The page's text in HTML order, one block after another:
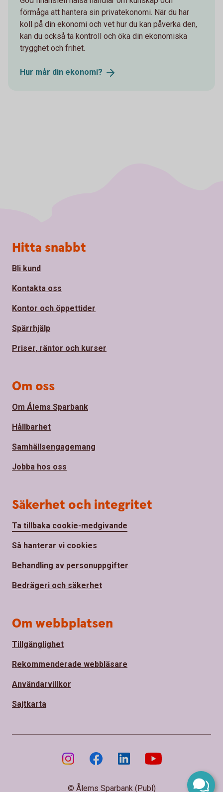
förmåga att hantera sin privatekonomi. När du har
koll på din ekonomi och vet hur du kan påverka den,
kan du också ta kontroll och öka din ekonomiska
trygghet och frihet.
Hur mår din ekonomi?
Sidfot
Hitta snabbt
Bli kund
Kontakta oss
Kontor och öppettider
Spärrhjälp
Priser, räntor och kurser
Om oss
Om Ålems Sparbank
Hållbarhet
Samhällsengagemang
Jobba hos oss
Säkerhet och integritet
Ta tillbaka cookie-medgivande
Så hanterar vi cookies
Behandling av personuppgifter
Bedrägeri och säkerhet
Om webbplatsen
Tillgänglighet
Rekommenderade webbläsare
Användarvillkor
Sajtkarta
© Ålems Sparbank (Publ)